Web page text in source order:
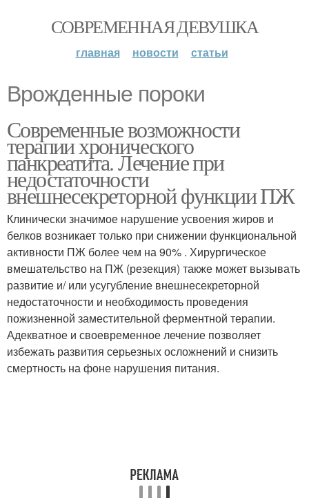
СОВРЕМЕННАЯ ДЕВУШКА
главная новости статьи
Врожденные пороки
Современные возможности
терапии хронического
панкреатита. Лечение при
недостаточности
внешнесекреторной функции ПЖ
Клинически значимое нарушение усвоения жиров и
белков возникает только при снижении функциональной
активности ПЖ более чем на 90% . Хирургическое
вмешательство на ПЖ (резекция) также может вызывать
развитие и/ или усугубление внешнесекреторной
недостаточности и необходимость проведения
пожизненной заместительной ферментной терапии.
Адекватное и своевременное лечение позволяет
избежать развития серьезных осложнений и снизить
смертность на фоне нарушения питания.